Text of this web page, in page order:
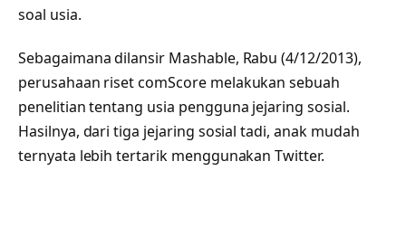
soal usia.
Sebagaimana dilansir Mashable, Rabu (4/12/2013),
perusahaan riset comScore melakukan sebuah
penelitian tentang usia pengguna jejaring sosial.
Hasilnya, dari tiga jejaring sosial tadi, anak mudah
ternyata lebih tertarik menggunakan Twitter.